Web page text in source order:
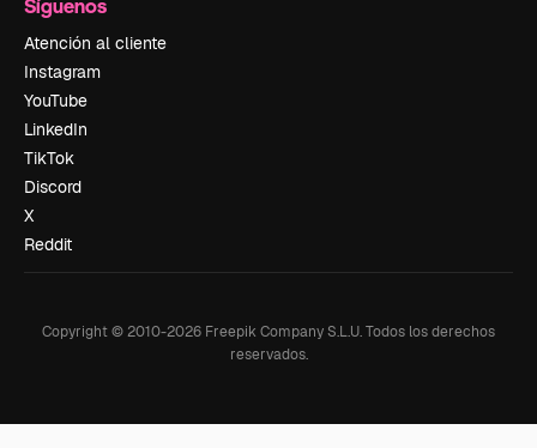
Síguenos
Atención al cliente
Instagram
YouTube
LinkedIn
TikTok
Discord
X
Reddit
Copyright © 2010-2026 Freepik Company S.L.U.Todos los derechos
reservados.